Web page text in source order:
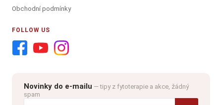
Obchodní podmínky
FOLLOW US
Novinky do e-mailu — tipy z fytoterapie a akce, žádný
spam